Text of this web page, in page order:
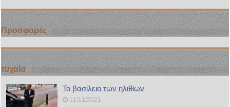
Προσφορές
τυχαία
Το βασίλειο των ηλιθίων
11/11/2021